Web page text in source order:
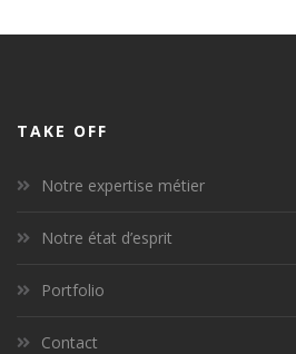
TAKE OFF
Notre expertise métier
Notre état d’esprit
Portfolio
Contact